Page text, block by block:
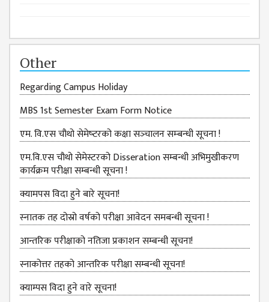
CAMPUS
MANAGEMENT
COMMITTEE
ACCOUNT
COMMITTEE
ADVISORY
COMMITTEE
COMMITTEE
ASSESSMENT
TEAM (SAT)
INTERNAL
QUALITY
ASSURANCE
COMMITTEE
(IQAC)
Other
Regarding Campus Holiday
MBS 1st Semester Exam Form Notice
एम. वि.एस चौथो सेमेष्‍टरको कक्षा सञ्‍चालन सम्‍बन्‍धी सूचना !
एम.वि.एस चौथो सेमेस्टरको Disseration सम्बन्धी अभिमुखीकरण
कार्यक्रम परीक्षा सम्बन्धी सूचना !
क्यामपस विदा हुने बारे सूचना!
स्‍नातक तह दोस्रो वर्षको परीक्षा आवेदन समबन्धी सूचना !
आन्तरिक परीक्षाको नतिजा प्रकाशन सम्बन्धी सूचना!
स्नाकोत्तर तहको आन्तरिक परीक्षा सम्बन्धी सूचना!
क्याम्पस विदा हुने वारे सूचना!